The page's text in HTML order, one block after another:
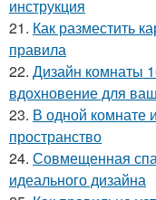
инструкция
21. Как разместить
правила
22. Дизайн комнаты
вдохновение для
23. В одной комнате
пространство
24. Совмещенная
идеального дизайна